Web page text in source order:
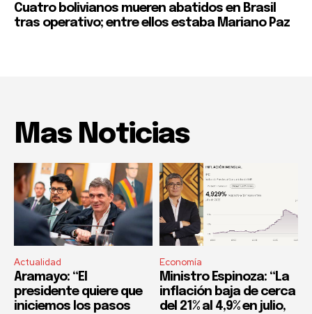
Cuatro bolivianos mueren abatidos en Brasil
tras operativo; entre ellos estaba Mariano Paz
Mas Noticias
Actualidad
Aramayo: “El
presidente quiere que
iniciemos los pasos
Economía
Ministro Espinoza: “La
inflación baja de cerca
del 21% al 4,9% en julio,